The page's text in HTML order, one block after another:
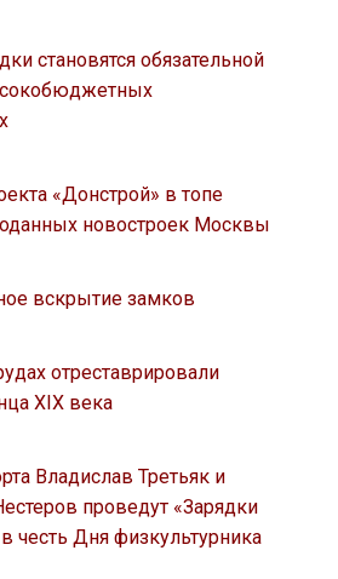
становятся обязательной
«Донстрой» в топе
новостроек Москвы
вскрытие замков
отреставрировали
XIX века
Владислав Третьяк и
проведут «Зарядки
честь Дня физкультурника